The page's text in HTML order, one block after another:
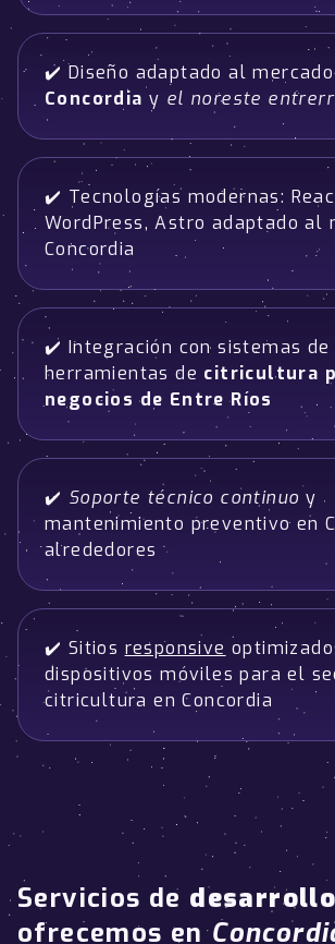
✔️ Diseño adaptado al
Concordia y el noreste
✔️ Tecnologías modernas:
WordPress, Astro adaptado al
Concordia
✔️ Integración con sistemas de
herramientas de citricultura
negocios de Entre Ríos
✔️ Soporte técnico continuo y
mantenimiento preventivo en
alrededores
✔️ Sitios responsive
dispositivos móviles para el
citricultura en Concordia
Servicios de
ofrecemos en